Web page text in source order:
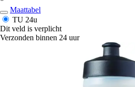
Maattabel
TU 24u
Dit veld is verplicht
Verzonden binnen 24 uur